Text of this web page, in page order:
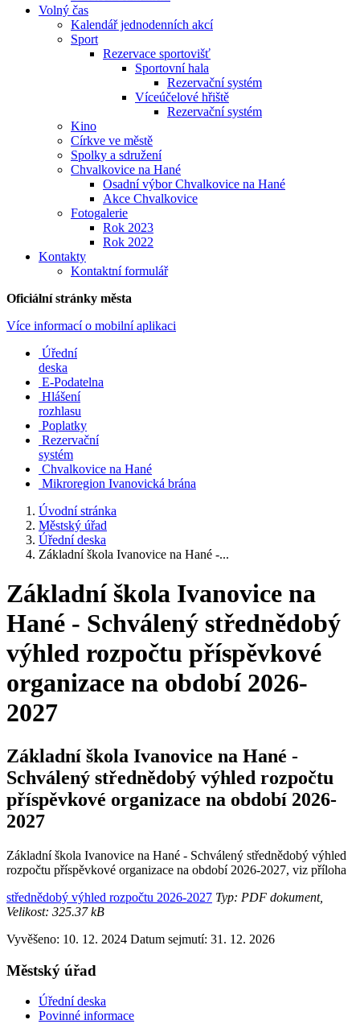
Volný čas
Kalendář jednodenních akcí
Sport
Rezervace sportovišť
Sportovní hala
Rezervační systém
Víceúčelové hřiště
Rezervační systém
Kino
Církve ve městě
Spolky a sdružení
Chvalkovice na Hané
Osadní výbor Chvalkovice na Hané
Akce Chvalkovice
Fotogalerie
Rok 2023
Rok 2022
Kontakty
Kontaktní formulář
Oficiální stránky města
Více informací o mobilní aplikaci
Úřední
deska
E-Podatelna
Hlášení
rozhlasu
Poplatky
Rezervační
systém
Chvalkovice na Hané
Mikroregion Ivanovická brána
Úvodní stránka
Městský úřad
Úřední deska
Základní škola Ivanovice na Hané -...
Základní škola Ivanovice na
Hané - Schválený střednědobý
výhled rozpočtu příspěvkové
organizace na období 2026-
2027
Základní škola Ivanovice na Hané -
Schválený střednědobý výhled rozpočtu
příspěvkové organizace na období 2026-
2027
Základní škola Ivanovice na Hané - Schválený střednědobý výhled
rozpočtu příspěvkové organizace na období 2026-2027, viz příloha
střednědobý výhled rozpočtu 2026-2027 Typ: PDF dokument,
Velikost: 325.37 kB
Vyvěšeno: 10. 12. 2024 Datum sejmutí: 31. 12. 2026
Městský úřad
Úřední deska
Povinné informace